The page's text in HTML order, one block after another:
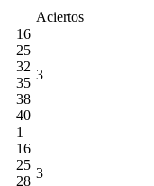
Aciertos
16
25
32
35
38
40
3
1
16
25
28
3